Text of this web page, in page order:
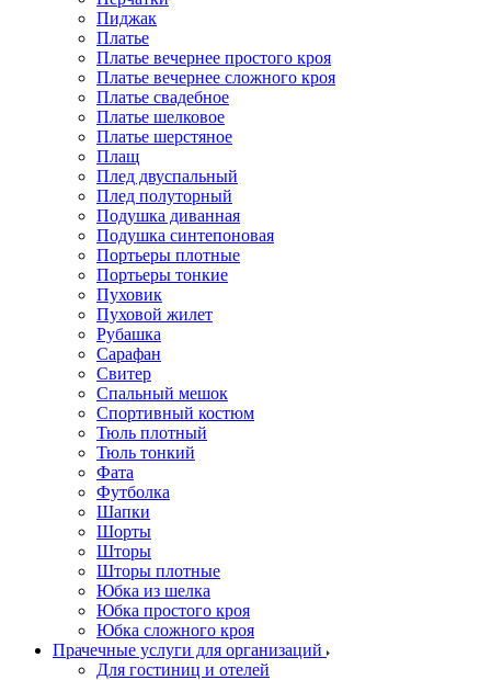
Пиджак
Платье
Платье вечернее простого кроя
Платье вечернее сложного кроя
Платье свадебное
Платье шелковое
Платье шерстяное
Плащ
Плед двуспальный
Плед полуторный
Подушка диванная
Подушка синтепоновая
Портьеры плотные
Портьеры тонкие
Пуховик
Пуховой жилет
Рубашка
Сарафан
Свитер
Спальный мешок
Спортивный костюм
Тюль плотный
Тюль тонкий
Фата
Футболка
Шапки
Шорты
Шторы
Шторы плотные
Юбка из шелка
Юбка простого кроя
Юбка сложного кроя
Прачечные услуги для организаций
Для гостиниц и отелей